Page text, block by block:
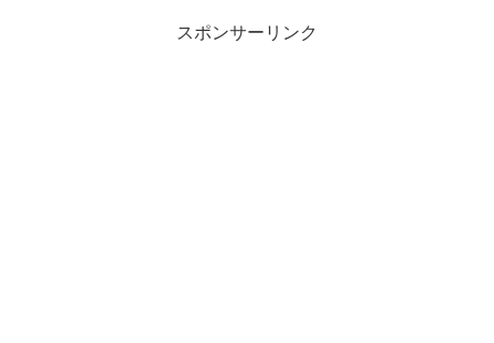
スポンサーリンク